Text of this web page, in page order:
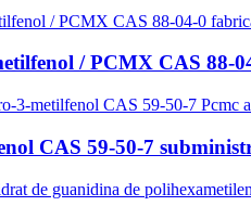
/ PCMX CAS 88-
CAS 59-50-7